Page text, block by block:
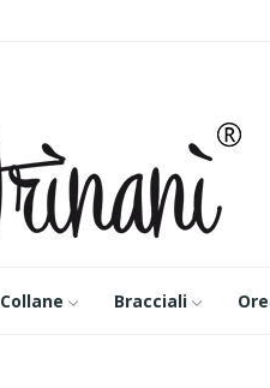
Collane Bracciali